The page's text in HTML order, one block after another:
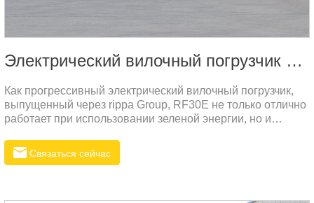
Электрический вилочный погрузчик RF30E
Как прогрессивный электрический вилочный погрузчик,
выпущенный через rippa Group, RF30E не только отлично
работает при использовании зеленой энергии, но и
снижения эксплуатационных и защитных расходов.
Связаться сейчас